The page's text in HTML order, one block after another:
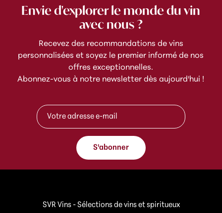
Envie d'explorer le monde du vin
avec nous ?
Recevez des recommandations de vins
personnalisées et soyez le premier informé de nos
offres exceptionnelles.
Abonnez-vous à notre newsletter dès aujourd'hui !
a
i
l
A
d
s
A
d
r
a
S'abonner
SVR Vins - Sélections de vins et spiritueux